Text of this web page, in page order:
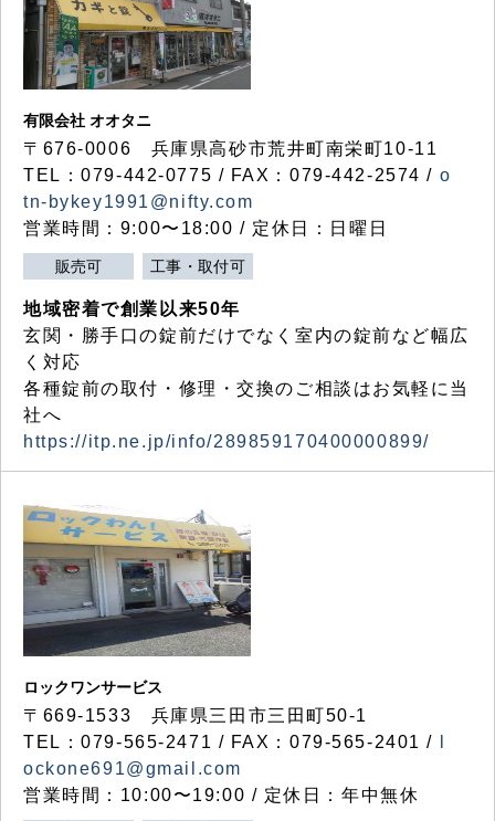
有限会社 オオタニ
〒676-0006 兵庫県高砂市荒井町南栄町10-11
TEL：079-442-0775 / FAX：079-442-2574 / o
tn-bykey1991@nifty.com
営業時間：9:00〜18:00 / 定休日：日曜日
販売可 工事・取付可
地域密着で創業以来50年
玄関・勝手口の錠前だけでなく室内の錠前など幅広
く対応
各種錠前の取付・修理・交換のご相談はお気軽に当
社へ
https://itp.ne.jp/info/289859170400000899/
ロックワンサービス
〒669-1533 兵庫県三田市三田町50-1
TEL：079-565-2471 / FAX：079-565-2401 /
ockone691@gmail.com
営業時間：10:00〜19:00 / 定休日：年中無休